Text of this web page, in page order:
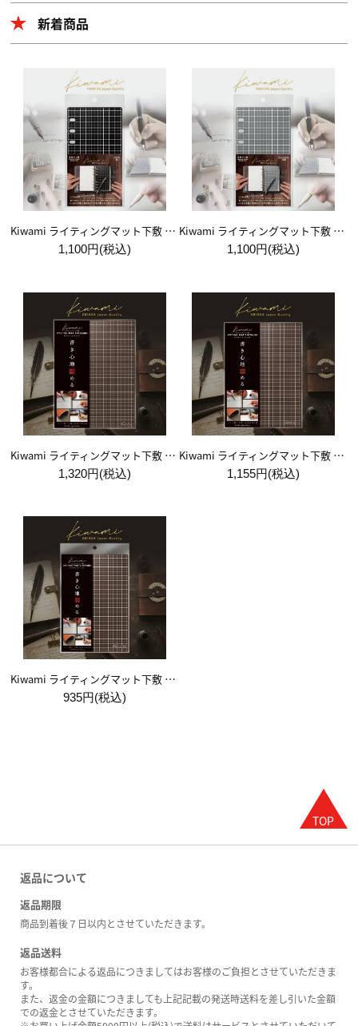
新着商品
Kiwami ライティングマット下敷 システム手帳バイブルサイズ【黒】
1,100円(税込)
Kiwami ライティングマット下敷 システム手帳バイブルサイズ【月影】
1,100円(税込)
Kiwami ライティングマット下敷 A4+【ブラウン&キャメル】
1,320円(税込)
Kiwami ライティングマット下敷 B5+【ブラウン&キャメル】
1,155円(税込)
Kiwami ライティングマット下敷 A5【ブラウン&キャメル】
935円(税込)
返品について
返品期限
商品到着後７日以内とさせていただきます。
返品送料
お客様都合による返品につきましてはお客様のご負担とさせていただきま
す。
また、返金の金額につきましても上記記載の発送時送料を差し引いた金額
での返金とさせていただきます。